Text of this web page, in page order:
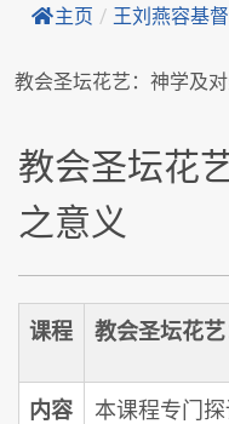
主页 / 王刘燕容基
教会圣坛花艺：神学及
教会圣坛花
之意义
课程 教会圣坛花
内容
本课程专门